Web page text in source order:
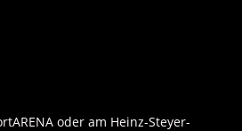
oder am Heinz-Steyer-